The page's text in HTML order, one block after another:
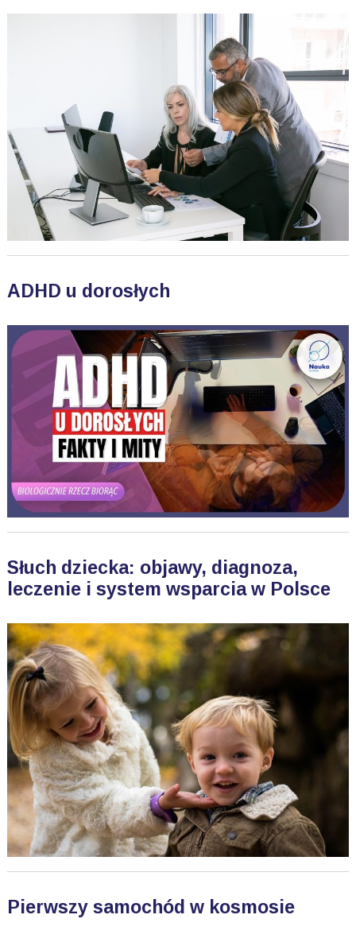
ADHD u dorosłych
Słuch dziecka: objawy, diagnoza,
leczenie i system wsparcia w Polsce
Pierwszy samochód w kosmosie